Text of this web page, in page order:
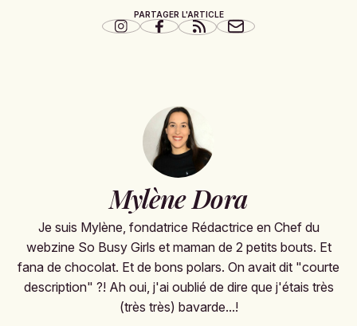
PARTAGER L'ARTICLE
Mylène Dora
Je suis Mylène, fondatrice Rédactrice en Chef du
webzine So Busy Girls et maman de 2 petits bouts. Et
fana de chocolat. Et de bons polars. On avait dit "courte
description" ?! Ah oui, j'ai oublié de dire que j'étais très
(très très) bavarde...!